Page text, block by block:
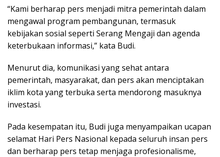
“Kami berharap pers menjadi mitra pemerintah dalam
mengawal program pembangunan, termasuk
kebijakan sosial seperti Serang Mengaji dan agenda
keterbukaan informasi,” kata Budi.
Menurut dia, komunikasi yang sehat antara
pemerintah, masyarakat, dan pers akan menciptakan
iklim kota yang terbuka serta mendorong masuknya
investasi.
Pada kesempatan itu, Budi juga menyampaikan ucapan
selamat Hari Pers Nasional kepada seluruh insan pers
dan berharap pers tetap menjaga profesionalisme,